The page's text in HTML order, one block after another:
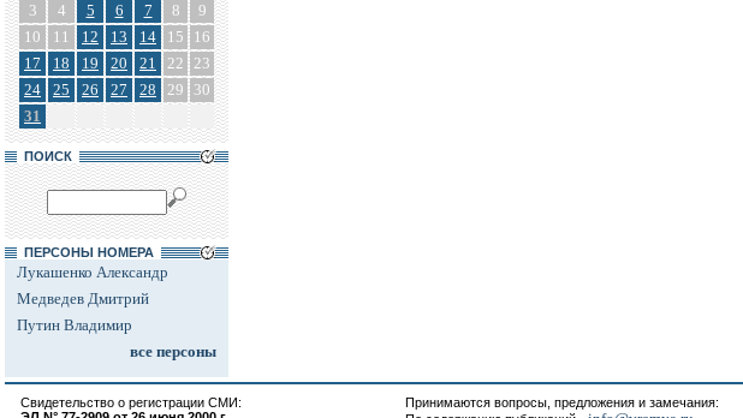
3
4 5 6 7 8
9
10
11 12 13 14 15
16
17
18 19 20 21 22 23
24
25 26 27 28 29
30
31
ПОИСК
ПЕРСОНЫ НОМЕРА
Лукашенко Александр
Медведев Дмитрий
Путин Владимир
все персоны
Свидетельство о регистрации СМИ:
Принимаются вопросы, предложения и замечания: